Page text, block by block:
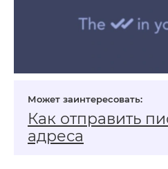
Как отправить
адреса